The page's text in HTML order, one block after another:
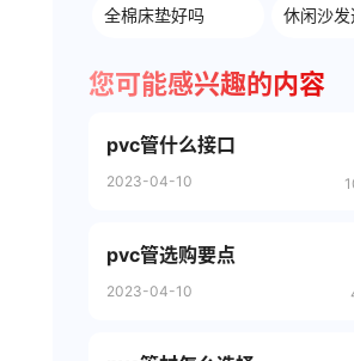
全棉床垫好吗 休闲沙
您可能感兴趣的内容
pvc管什么接口
2023-04-10
pvc管选购要点
2023-04-10